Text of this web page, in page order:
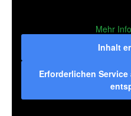
Mehr
Inhalt
Erforderlichen